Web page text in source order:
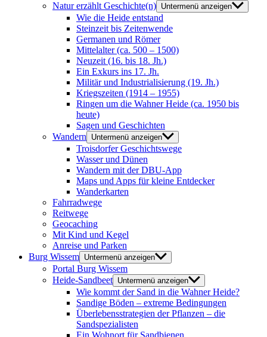
Natur erzählt Geschichte(n) Untermenü anzeigen
Wie die Heide entstand
Steinzeit bis Zeitenwende
Germanen und Römer
Mittelalter (ca. 500 – 1500)
Neuzeit (16. bis 18. Jh.)
Ein Exkurs ins 17. Jh.
Militär und Industrialisierung (19. Jh.)
Kriegszeiten (1914 – 1955)
Ringen um die Wahner Heide (ca. 1950 bis
heute)
Sagen und Geschichten
Wandern
Untermenü anzeigen
Troisdorfer Geschichtswege
Wasser und Dünen
Wandern mit der DBU-App
Maps und Apps für kleine Entdecker
Wanderkarten
Fahrradwege
Reitwege
Geocaching
Mit Kind und Kegel
Anreise und Parken
Burg Wissem Untermenü anzeigen
Portal Burg Wissem
Heide-Sandbeet Untermenü anzeigen
Wie kommt der Sand in die Wahner Heide?
Sandige Böden – extreme Bedingungen
Überlebensstrategien der Pflanzen – die
Sandspezialisten
Ein Wohnort für Sandbienen